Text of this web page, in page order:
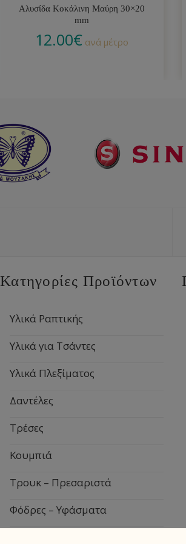
Αλυσίδα Κοκάλινη Μαύρη 30×20
mm
12.00€ ανά μέτρο
Κατηγορίες Προϊόντων
Υλικά Ραπτικής
Υλικά για Τσάντες
Υλικά Πλεξίματος
Δαντέλες
Τρέσες
Κουμπιά
Τρουκ – Πρεσαριστά
Φόδρες – Υφάσματα